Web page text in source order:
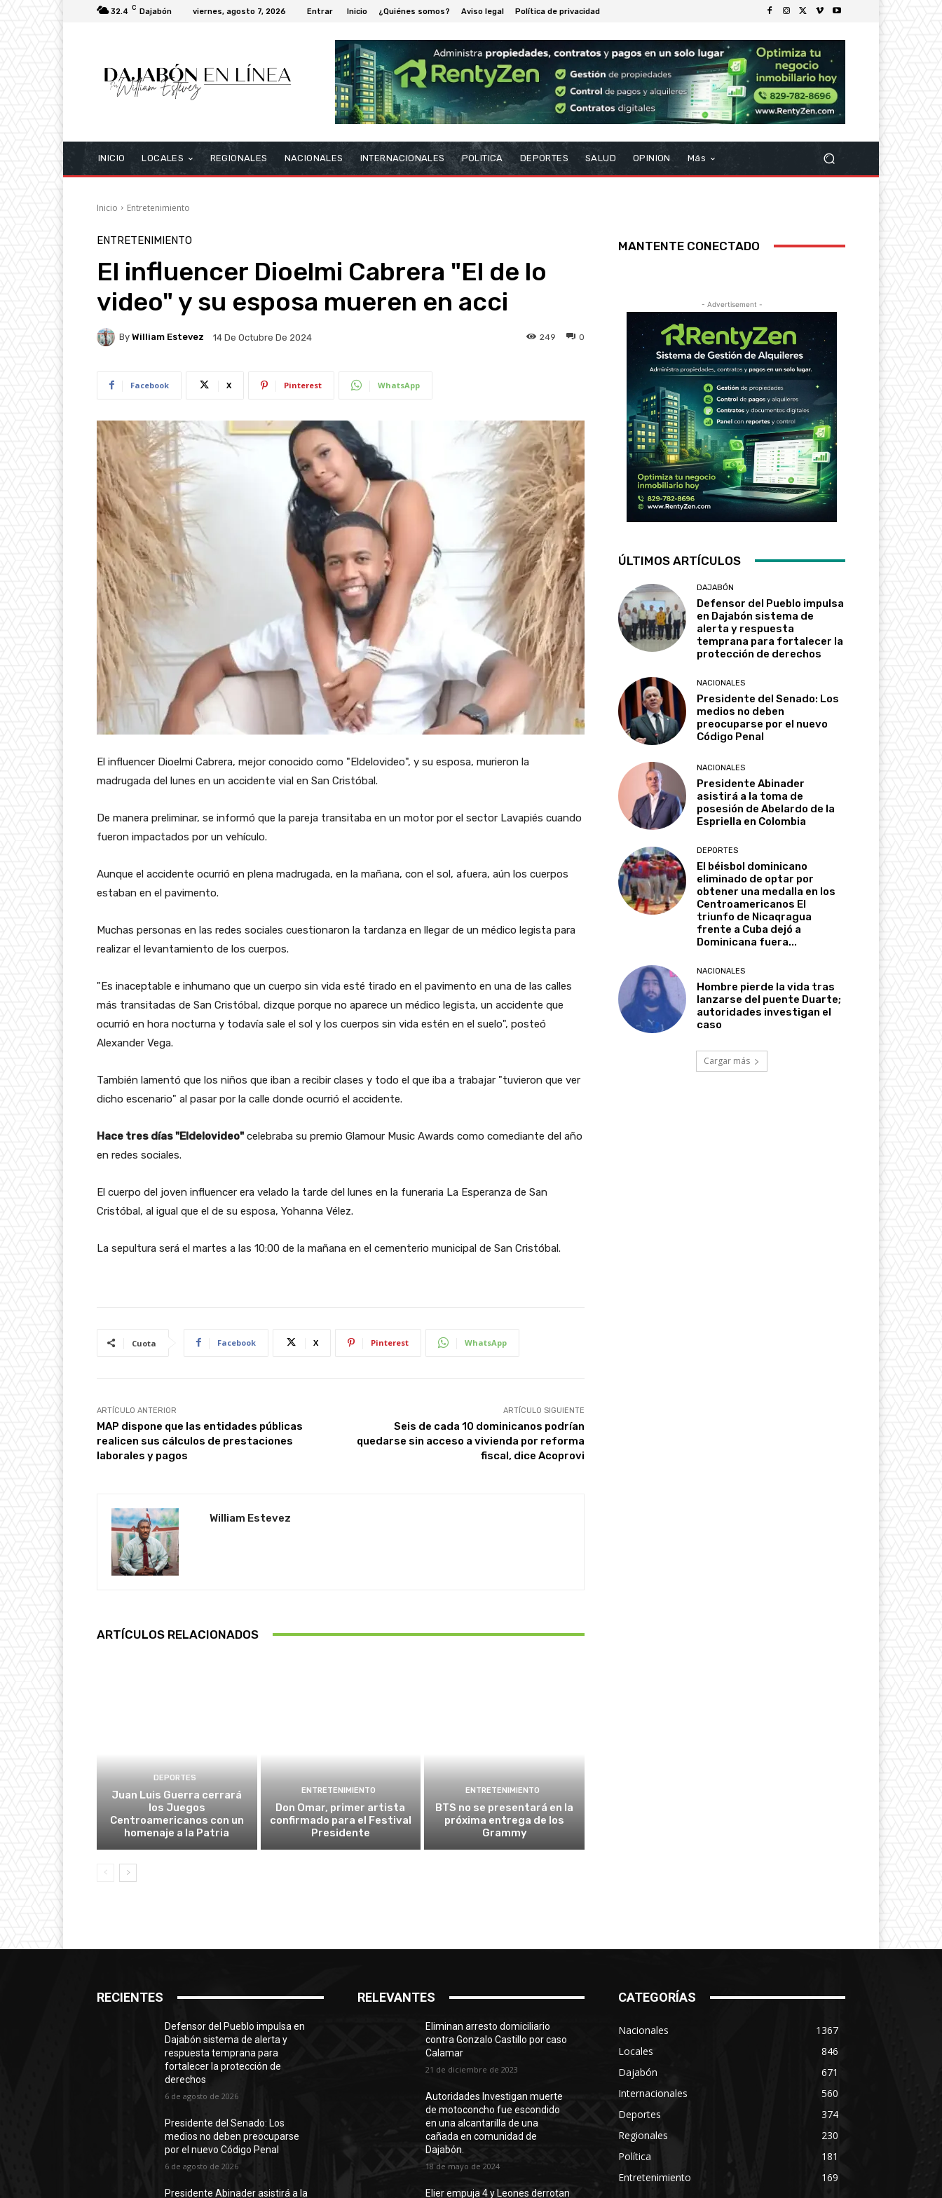
32.4 C Dajabón viernes, agosto 7, 2026 Entrar Inicio ¿Quiénes somos? Aviso legal Política de privacidad
INICIO LOCALES REGIONALES NACIONALES INTERNACIONALES POLITICA DEPORTES SALUD OPINION Más
Inicio Entretenimiento
ENTRETENIMIENTO
El influencer Dioelmi Cabrera "El de lo
video" y su esposa mueren en acci
By William Estevez 14 De Octubre De 2024 0
249
Facebook X Pinterest WhatsApp
El influencer Dioelmi Cabrera, mejor conocido como "Eldelovideo", y su esposa, murieron la
madrugada del lunes en un accidente vial en San Cristóbal.
De manera preliminar, se informó que la pareja transitaba en un motor por el sector Lavapiés cuando
fueron impactados por un vehículo.
Aunque el accidente ocurrió en plena madrugada, en la mañana, con el sol, afuera, aún los cuerpos
estaban en el pavimento.
Muchas personas en las redes sociales cuestionaron la tardanza en llegar de un médico legista para
realizar el levantamiento de los cuerpos.
"Es inaceptable e inhumano que un cuerpo sin vida esté tirado en el pavimento en una de las calles
más transitadas de San Cristóbal, dizque porque no aparece un médico legista, un accidente que
ocurrió en hora nocturna y todavía sale el sol y los cuerpos sin vida estén en el suelo", posteó
Alexander Vega.
También lamentó que los niños que iban a recibir clases y todo el que iba a trabajar "tuvieron que ver
dicho escenario" al pasar por la calle donde ocurrió el accidente.
Hace tres días "Eldelovideo" celebraba su premio Glamour Music Awards como comediante del año
en redes sociales.
El cuerpo del joven influencer era velado la tarde del lunes en la funeraria La Esperanza de San
Cristóbal, al igual que el de su esposa, Yohanna Vélez.
La sepultura será el martes a las 10:00 de la mañana en el cementerio municipal de San Cristóbal.
Cuota Facebook X Pinterest WhatsApp
ARTÍCULO ANTERIOR
MAP dispone que las entidades públicas
realicen sus cálculos de prestaciones
laborales y pagos
ARTÍCULO SIGUIENTE
Seis de cada 10 dominicanos podrían
quedarse sin acceso a vivienda por reforma
fiscal, dice Acoprovi
William Estevez
ARTÍCULOS RELACIONADOS
DEPORTES
Juan Luis Guerra cerrará
los Juegos
Centroamericanos con un
homenaje a la Patria
ENTRETENIMIENTO
Don Omar, primer artista
confirmado para el Festival
Presidente
ENTRETENIMIENTO
BTS no se presentará en la
próxima entrega de los
Grammy
MANTENTE CONECTADO
- Advertisement -
ÚLTIMOS ARTÍCULOS
DAJABÓN
Defensor del Pueblo impulsa
en Dajabón sistema de
alerta y respuesta
temprana para fortalecer la
protección de derechos
NACIONALES
Presidente del Senado: Los
medios no deben
preocuparse por el nuevo
Código Penal
NACIONALES
Presidente Abinader
asistirá a la toma de
posesión de Abelardo de la
Espriella en Colombia
DEPORTES
El béisbol dominicano
eliminado de optar por
obtener una medalla en los
Centroamericanos El
triunfo de Nicaqragua
frente a Cuba dejó a
Dominicana fuera...
NACIONALES
Hombre pierde la vida tras
lanzarse del puente Duarte;
autoridades investigan el
caso
Cargar más
RECIENTES
Defensor del Pueblo impulsa en
Dajabón sistema de alerta y
respuesta temprana para
fortalecer la protección de
derechos
6 de agosto de 2026
Presidente del Senado: Los
medios no deben preocuparse
por el nuevo Código Penal
6 de agosto de 2026
Presidente Abinader asistirá a la
RELEVANTES
Eliminan arresto domiciliario
contra Gonzalo Castillo por caso
Calamar
21 de diciembre de 2023
Autoridades Investigan muerte
de motoconcho fue escondido
en una alcantarilla de una
cañada en comunidad de
Dajabón.
18 de mayo de 2024
Elier empuja 4 y Leones derrotan
CATEGORÍAS
Nacionales
1367
Locales
846
Dajabón
671
Internacionales
560
Deportes
374
Regionales
230
Política
181
Entretenimiento
169